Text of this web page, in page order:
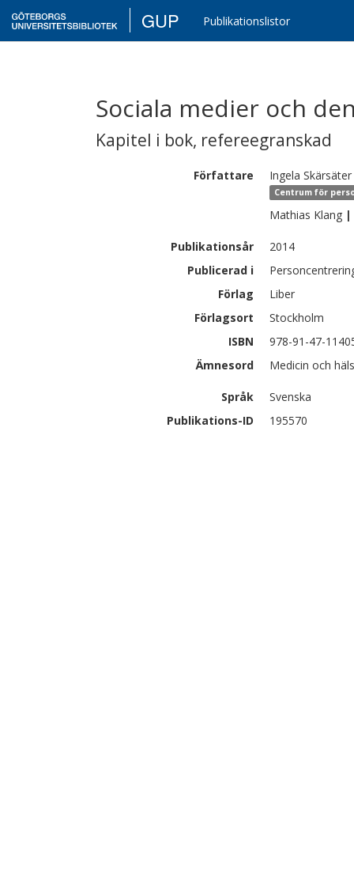
GUP Publikationslistor
Sociala medier och
Kapitel i bok, refereegranskad
Författare Ingela Skärsäter
Centrum för
Mathias Klang |
Publikationsår
2014
Publicerad i
Förlag
Liber
Förlagsort
Stockholm
ISBN
978-91-47-
Ämnesord
Medicin och
Språk
Svenska
Publikations-ID
195570